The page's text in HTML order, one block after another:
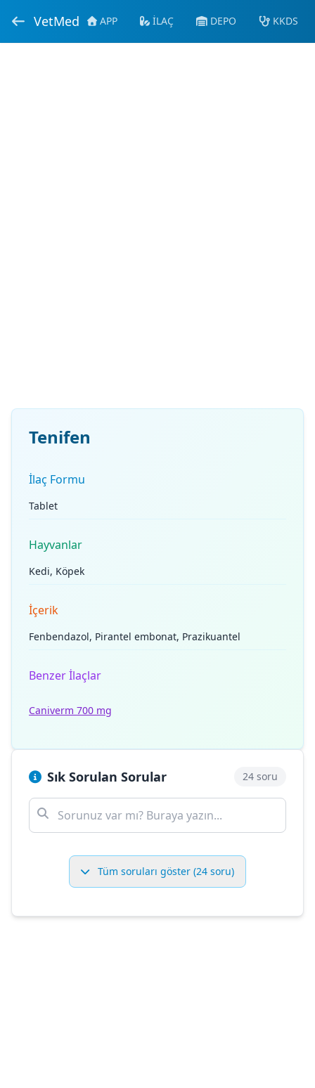
VetMed APP İLAÇ DEPO KKDS
Tenifen
İlaç Formu
Tablet
Hayvanlar
Kedi, Köpek
İçerik
Fenbendazol, Pirantel embonat, Prazikuantel
Benzer İlaçlar
Caniverm 700 mg
Sık Sorulan Sorular 24 soru
Tüm soruları göster (24 soru)